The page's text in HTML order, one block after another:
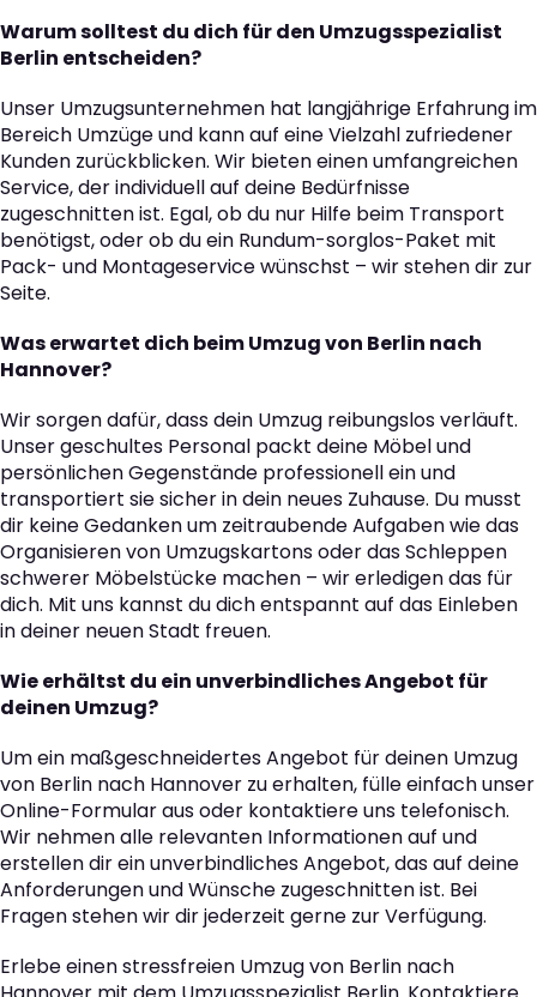
Warum solltest du dich für den Umzugsspezialist
Berlin entscheiden?
Unser Umzugsunternehmen hat langjährige Erfahrung im
Bereich Umzüge und kann auf eine Vielzahl zufriedener
Kunden zurückblicken. Wir bieten einen umfangreichen
Service, der individuell auf deine Bedürfnisse
zugeschnitten ist. Egal, ob du nur Hilfe beim Transport
benötigst, oder ob du ein Rundum-sorglos-Paket mit
Pack- und Montageservice wünschst – wir stehen dir zur
Seite.
Was erwartet dich beim Umzug von Berlin nach
Hannover?
Wir sorgen dafür, dass dein Umzug reibungslos verläuft.
Unser geschultes Personal packt deine Möbel und
persönlichen Gegenstände professionell ein und
transportiert sie sicher in dein neues Zuhause. Du musst
dir keine Gedanken um zeitraubende Aufgaben wie das
Organisieren von Umzugskartons oder das Schleppen
schwerer Möbelstücke machen – wir erledigen das für
dich. Mit uns kannst du dich entspannt auf das Einleben
in deiner neuen Stadt freuen.
Wie erhältst du ein unverbindliches Angebot für
deinen Umzug?
Um ein maßgeschneidertes Angebot für deinen Umzug
von Berlin nach Hannover zu erhalten, fülle einfach unser
Online-Formular aus oder kontaktiere uns telefonisch.
Wir nehmen alle relevanten Informationen auf und
erstellen dir ein unverbindliches Angebot, das auf deine
Anforderungen und Wünsche zugeschnitten ist. Bei
Fragen stehen wir dir jederzeit gerne zur Verfügung.
Erlebe einen stressfreien Umzug von Berlin nach